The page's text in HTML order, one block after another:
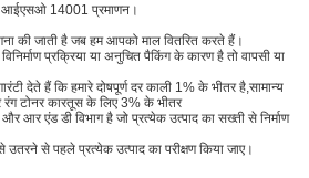
14001 प्रमाणन।
की जाती है जब हम आपको माल वितरित करते हैं।
विनिर्माण प्रक्रिया या अनुचित पैकिंग के कारण है तो वापसी या
देते हैं कि हमारे दोषपूर्ण दर काली 1% के भीतर है,सामान्य
टोनर कारतूस के लिए 3% के भीतर
आर एंड डी विभाग है जो प्रत्येक उत्पाद का सख्ती से निर्माण
से पहले प्रत्येक उत्पाद का परीक्षण किया जाए।